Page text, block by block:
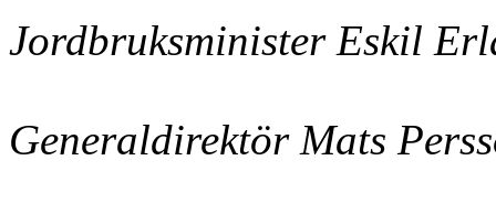
Jordbruksminister Eskil
Generaldirektör Mats